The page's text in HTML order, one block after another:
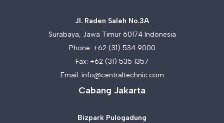
Jl. Raden Saleh No.3A
Surabaya, Jawa Timur 60174 Indonesia
Phone: +62 (31) 534 9000
Fax: +62 (31) 535 1357
Email: info@centraltechnic.com
Cabang Jakarta
Bizpark Pulogadung